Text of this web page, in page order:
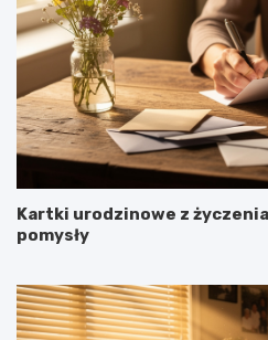
Kartki urodzinowe z
pomysły